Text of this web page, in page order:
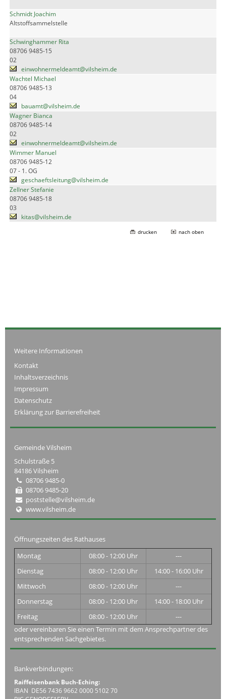
Schmidt Joachim
Altstoffsammelstelle
Schwinghammer Rita
08706 9485-15
02
einwohnermeldeamt@vilsheim.de
Wachtel Michael
08706 9485-13
04
bauamt@vilsheim.de
Wagner Bianca
08706 9485-14
02
einwohnermeldeamt@vilsheim.de
Wimmer Manuel
08706 9485-12
07 - 1. OG
geschaeftsleitung@vilsheim.de
Zellner Stefanie
08706 9485-18
03
kitas@vilsheim.de
drucken nach oben
Weitere Informationen
Kontakt
Inhaltsverzeichnis
Impressum
Datenschutz
Erklärung zur Barrierefreiheit
Gemeinde Vilsheim
Schulstraße 5
84186 Vilsheim
08706 9485-0
08706 9485-20
poststelle@vilsheim.de
www.vilsheim.de
Öffnungszeiten des Rathauses
Montag
08:00 - 12:00 Uhr
---
Dienstag
08:00 - 12:00 Uhr
14:00 - 16:00 Uhr
Mittwoch
08:00 - 12:00 Uhr
---
Donnerstag
08:00 - 12:00 Uhr
14:00 - 18:00 Uhr
Freitag
08:00 - 12:00 Uhr
---
oder vereinbaren Sie einen Termin mit dem Ansprechpartner des
entsprechenden Sachgebietes.
Bankverbindungen:
Raiffeisenbank Buch-Eching:
IBAN DE56 7436 9662 0000 5102 70